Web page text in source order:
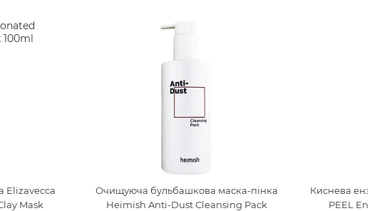
Elizavecca
Mask
Очищуюча бульбашкова маска-пінка
Heimish Anti-Dust Cleansing Pack
Киснева
PEEL